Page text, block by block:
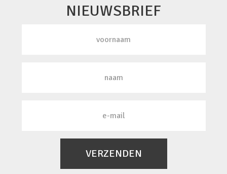
NIEUWSBRIEF
VERZENDEN